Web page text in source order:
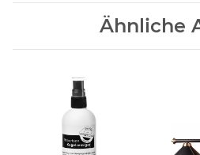
Ähnliche